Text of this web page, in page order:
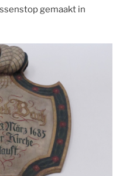
gemaakt in